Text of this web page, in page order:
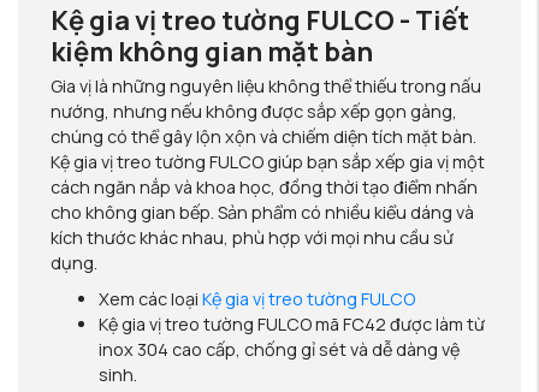
Kệ gia vị treo tường FULCO - Tiết
kiệm không gian mặt bàn
Gia vị là những nguyên liệu không thể thiếu trong nấu
nướng, nhưng nếu không được sắp xếp gọn gàng,
chúng có thể gây lộn xộn và chiếm diện tích mặt bàn.
Kệ gia vị treo tường FULCO giúp bạn sắp xếp gia vị một
cách ngăn nắp và khoa học, đồng thời tạo điểm nhấn
cho không gian bếp. Sản phẩm có nhiều kiểu dáng và
kích thước khác nhau, phù hợp với mọi nhu cầu sử
dụng.
Xem các loại Kệ gia vị treo tường FULCO
Kệ gia vị treo tường FULCO mã FC42 được làm từ
inox 304 cao cấp, chống gỉ sét và dễ dàng vệ
sinh.